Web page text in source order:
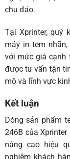
chu đáo.
Tại Xprinter, quý
máy in tem
với mức giá cạnh
được tư vấn tận
mô và lĩnh vực
Kết luận
Dòng sản phẩm
246B của
nâng cao hiệu
nghiệm khách